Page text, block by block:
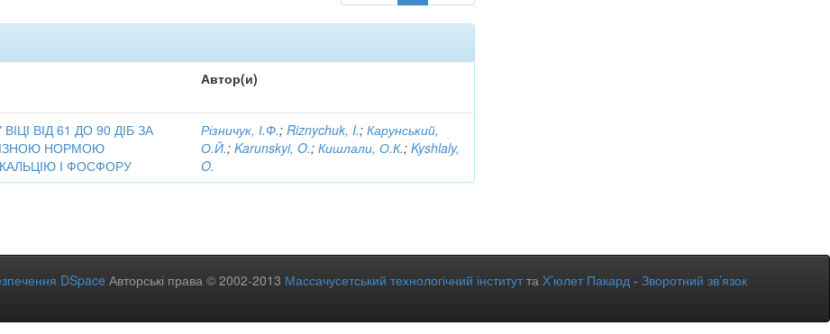
Автор(и)
ВІД 61 ДО 90 ДІБ ЗА
НОРМОЮ
І ФОСФОРУ
Різничук, І.Ф.; Riznychuk, I.;Карунський,
О.Й.;Karunskyi, O.;Кишлали, О.К.;Kyshlaly,
O.
DSpace Авторські права © 2002-2013 Массачусетський технологічний інститутта Х’юлет Пакард - Зворотний зв’язок